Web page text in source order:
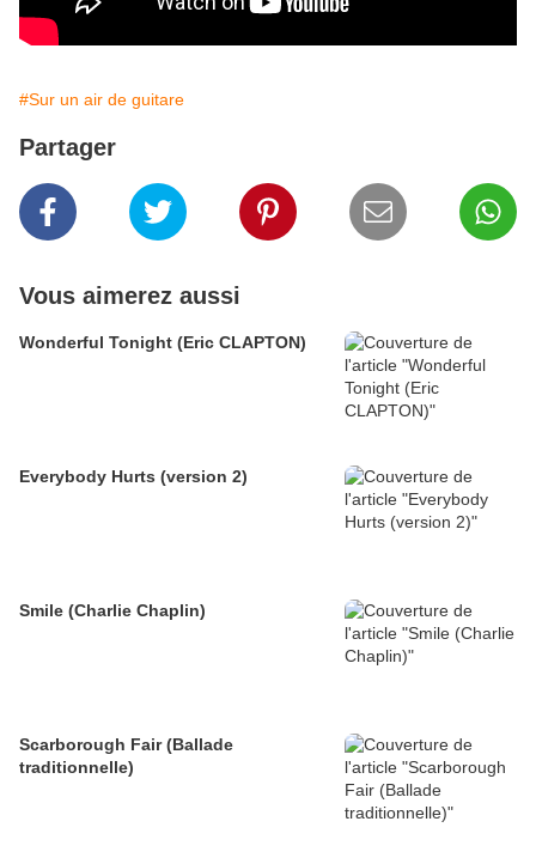
#Sur un air de guitare
Partager
Vous aimerez aussi
Wonderful Tonight (Eric CLAPTON)
Everybody Hurts (version 2)
Smile (Charlie Chaplin)
Scarborough Fair (Ballade
traditionnelle)